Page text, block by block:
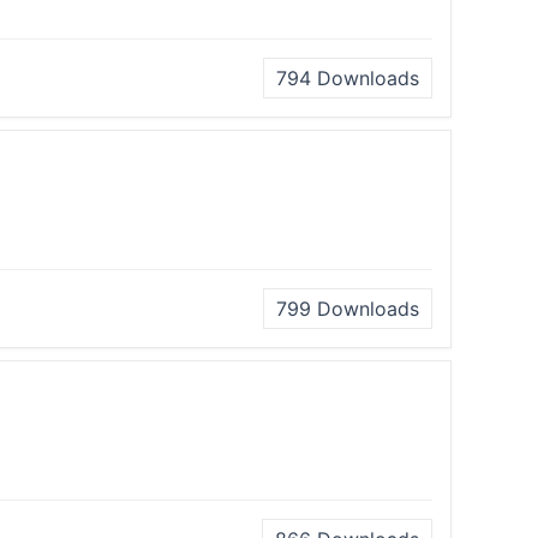
794 Downloads
799 Downloads